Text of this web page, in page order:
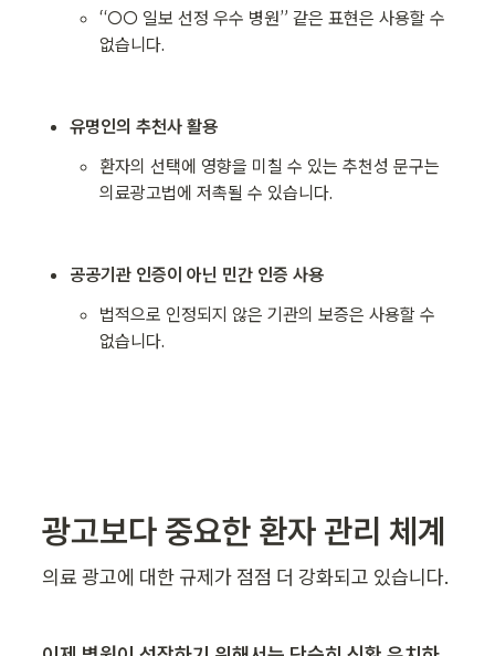
“○○ 일보 선정 우수 병원” 같은 표현은 사용할 수
없습니다.
유명인의 추천사 활용
환자의 선택에 영향을 미칠 수 있는 추천성 문구는
의료광고법에 저촉될 수 있습니다.
공공기관 인증이 아닌 민간 인증 사용
법적으로 인정되지 않은 기관의 보증은 사용할 수
없습니다.
광고보다 중요한 환자 관리 체계
의료 광고에 대한 규제가 점점 더 강화되고 있습니다.